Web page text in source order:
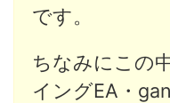
です。
ちなみにこの
イングEA・